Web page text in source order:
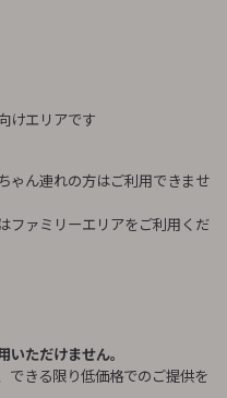
けエリアです
ゃん連れの方はご利用できませ
ファミリーエリアをご利用くだ
ただけません。
できる限り低価格でのご提供を